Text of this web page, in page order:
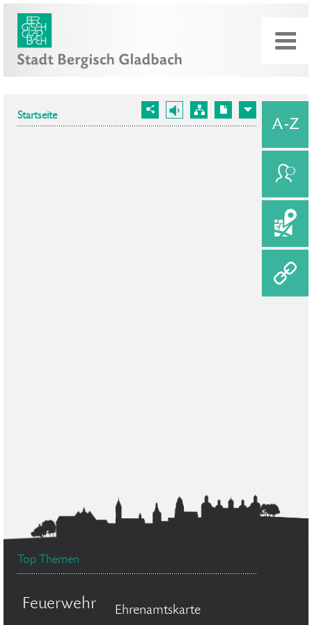
Startseite
Top Themen
Feuerwehr Ehrenamtskarte